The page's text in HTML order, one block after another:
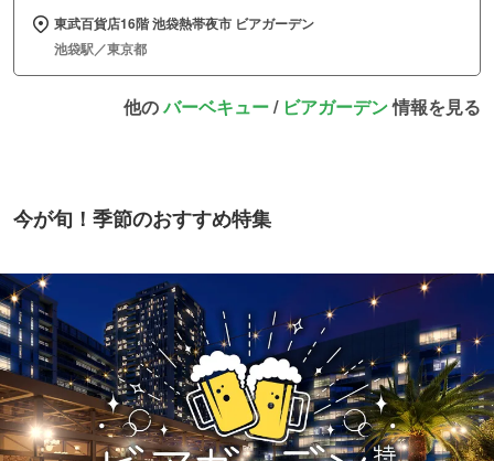
東武百貨店16階 池袋熱帯夜市 ビアガーデン
池袋駅／東京都
他のバーベキュー/ ビアガーデン情報を見る
今が旬！季節のおすすめ特集